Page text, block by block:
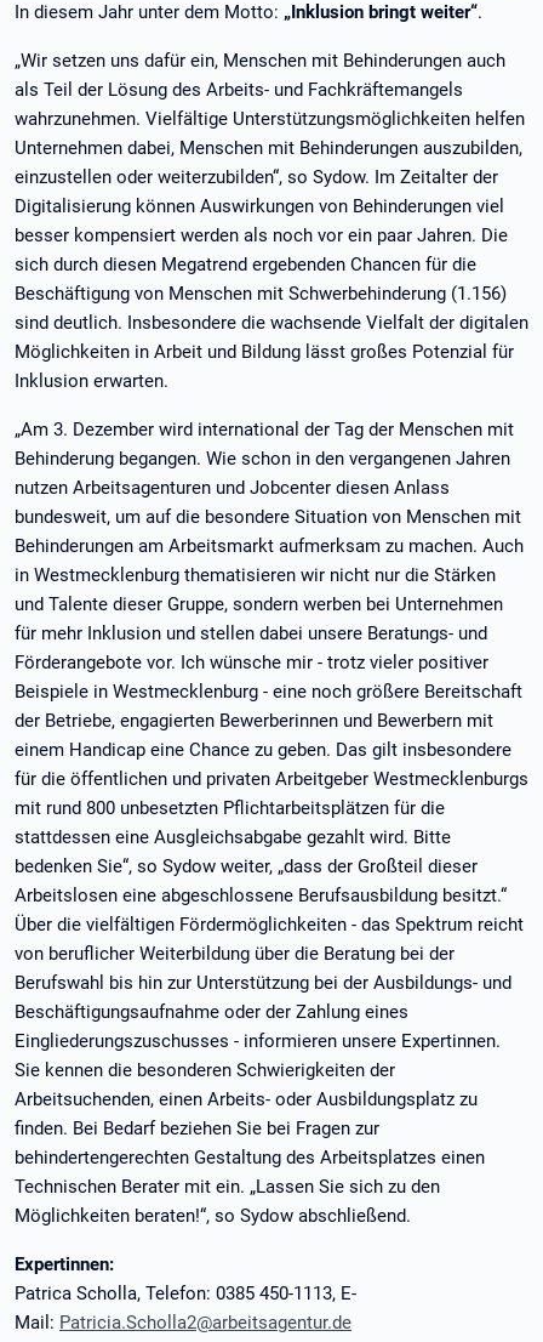
In diesem Jahr unter dem Motto: „Inklusion bringt weiter“.
„Wir setzen uns dafür ein, Menschen mit Behinderungen auch
als Teil der Lösung des Arbeits- und Fachkräftemangels
wahrzunehmen. Vielfältige Unterstützungsmöglichkeiten helfen
Unternehmen dabei, Menschen mit Behinderungen auszubilden,
einzustellen oder weiterzubilden“, so Sydow. Im Zeitalter der
Digitalisierung können Auswirkungen von Behinderungen viel
besser kompensiert werden als noch vor ein paar Jahren. Die
sich durch diesen Megatrend ergebenden Chancen für die
Beschäftigung von Menschen mit Schwerbehinderung (1.156)
sind deutlich. Insbesondere die wachsende Vielfalt der digitalen
Möglichkeiten in Arbeit und Bildung lässt großes Potenzial für
Inklusion erwarten.
„Am 3. Dezember wird international der Tag der Menschen mit
Behinderung begangen. Wie schon in den vergangenen Jahren
nutzen Arbeitsagenturen und Jobcenter diesen Anlass
bundesweit, um auf die besondere Situation von Menschen mit
Behinderungen am Arbeitsmarkt aufmerksam zu machen. Auch
in Westmecklenburg thematisieren wir nicht nur die Stärken
und Talente dieser Gruppe, sondern werben bei Unternehmen
für mehr Inklusion und stellen dabei unsere Beratungs- und
Förderangebote vor. Ich wünsche mir - trotz vieler positiver
Beispiele in Westmecklenburg - eine noch größere Bereitschaft
der Betriebe, engagierten Bewerberinnen und Bewerbern mit
einem Handicap eine Chance zu geben. Das gilt insbesondere
für die öffentlichen und privaten Arbeitgeber Westmecklenburgs
mit rund 800 unbesetzten Pflichtarbeitsplätzen für die
stattdessen eine Ausgleichsabgabe gezahlt wird. Bitte
bedenken Sie“, so Sydow weiter, „dass der Großteil dieser
Arbeitslosen eine abgeschlossene Berufsausbildung besitzt.“
Über die vielfältigen Fördermöglichkeiten - das Spektrum reicht
von beruflicher Weiterbildung über die Beratung bei der
Berufswahl bis hin zur Unterstützung bei der Ausbildungs- und
Beschäftigungsaufnahme oder der Zahlung eines
Eingliederungszuschusses - informieren unsere Expertinnen.
Sie kennen die besonderen Schwierigkeiten der
Arbeitsuchenden, einen Arbeits- oder Ausbildungsplatz zu
finden. Bei Bedarf beziehen Sie bei Fragen zur
behindertengerechten Gestaltung des Arbeitsplatzes einen
Technischen Berater mit ein. „Lassen Sie sich zu den
Möglichkeiten beraten!“, so Sydow abschließend.
Expertinnen:
Patrica Scholla, Telefon: 0385 450-1113, E-
Mail: Patricia.Scholla2@arbeitsagentur.de